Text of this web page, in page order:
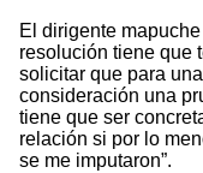
El dirigente
resolución tiene que
solicitar que para
consideración una
tiene que ser
relación si por lo
se me imputaron”.